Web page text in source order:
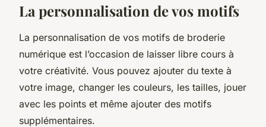
La personnalisation de vos motifs
La personnalisation de vos motifs de broderie
numérique est l’occasion de laisser libre cours à
votre créativité. Vous pouvez ajouter du texte à
votre image, changer les couleurs, les tailles, jouer
avec les points et même ajouter des motifs
supplémentaires.